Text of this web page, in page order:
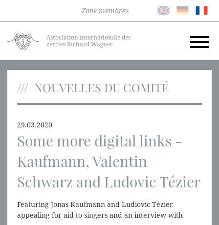
Zone membres
Association internationale des
cercles Richard Wagner
NOUVELLES DU COMITÉ
29.03.2020
Some more digital links -
Kaufmann, Valentin
Schwarz and Ludovic Tézier
Featuring Jonas Kaufmann and Ludiovic Tézier
appealing for aid to singers and an interview with